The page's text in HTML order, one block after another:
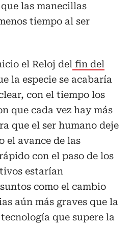
las manecillas
tiempo al ser
el Reloj del fin del
la especie se acabaría
con el tiempo los
que cada vez hay más
que el ser humano deje
el avance de las
con el paso de los
estarían
como el cambio
aún más graves que la
que supere la